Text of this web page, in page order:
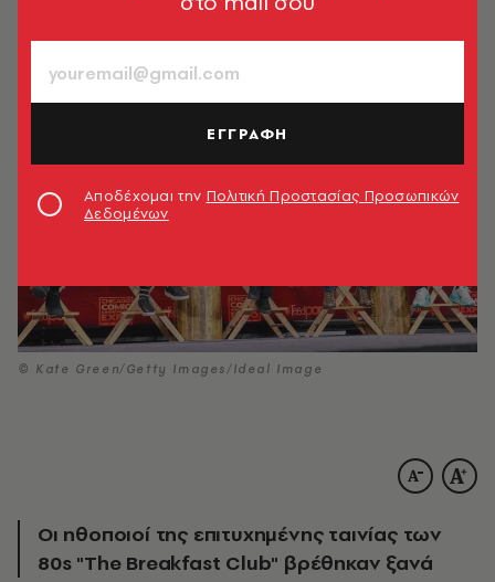
© Kate Green/Getty Images/Ideal Image
Οι ηθοποιοί της επιτυχημένης ταινίας των
80s "The Breakfast Club" βρέθηκαν ξανά
ΕΓΓΡΑΦΗ
Αποδέχομαι την Πολιτική Προστασίας Προσωπικών
Δεδομένων